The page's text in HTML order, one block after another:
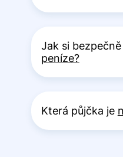
Jak si bezpečně
peníze?
Která půjčka je